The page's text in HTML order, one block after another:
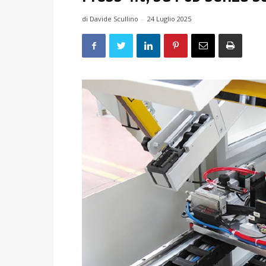
di Davide Scullino - 24 Luglio 2025